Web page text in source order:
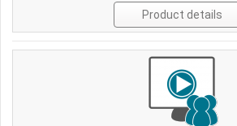
Product details